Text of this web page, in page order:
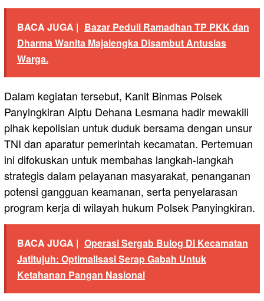
BACA JUGA | Bazar Peduli Ramadhan TP PKK dan
Dharma Wanita Majalengka Disambut Antusias
Warga.
Dalam kegiatan tersebut, Kanit Binmas Polsek
Panyingkiran Aiptu Dehana Lesmana hadir mewakili
pihak kepolisian untuk duduk bersama dengan unsur
TNI dan aparatur pemerintah kecamatan. Pertemuan
ini difokuskan untuk membahas langkah-langkah
strategis dalam pelayanan masyarakat, penanganan
potensi gangguan keamanan, serta penyelarasan
program kerja di wilayah hukum Polsek Panyingkiran.
BACA JUGA | Operasi Sergab Bulog Di Kecamatan
Jatitujuh: Optimalisasi Serap Gabah Untuk
Ketahanan Pangan Nasional